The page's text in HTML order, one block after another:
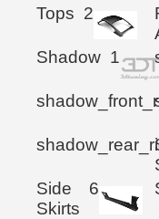
Tops 2
Shadow 1
Side
Skirts
6